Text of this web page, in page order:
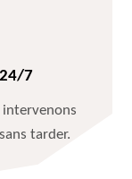
7
intervenons
tarder.